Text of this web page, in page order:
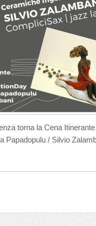
torna la Cena
Papadopulu / Silvio